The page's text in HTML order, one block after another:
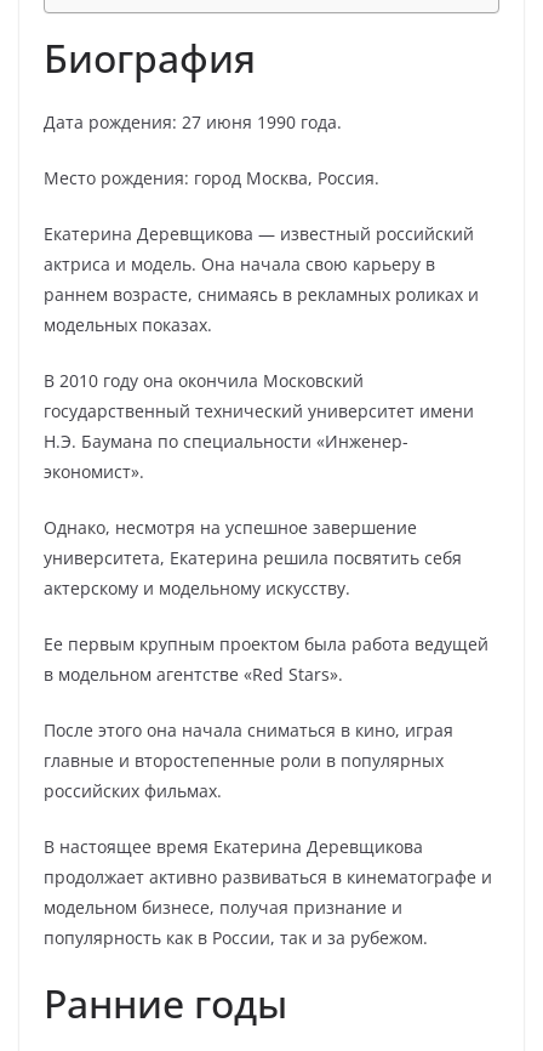
Биография
Дата рождения: 27 июня 1990 года.
Место рождения: город Москва, Россия.
Екатерина Деревщикова — известный российский
актриса и модель. Она начала свою карьеру в
раннем возрасте, снимаясь в рекламных роликах и
модельных показах.
В 2010 году она окончила Московский
государственный технический университет имени
Н.Э. Баумана по специальности «Инженер-
экономист».
Однако, несмотря на успешное завершение
университета, Екатерина решила посвятить себя
актерскому и модельному искусству.
Ее первым крупным проектом была работа ведущей
в модельном агентстве «Red Stars».
После этого она начала сниматься в кино, играя
главные и второстепенные роли в популярных
российских фильмах.
В настоящее время Екатерина Деревщикова
продолжает активно развиваться в кинематографе и
модельном бизнесе, получая признание и
популярность как в России, так и за рубежом.
Ранние годы